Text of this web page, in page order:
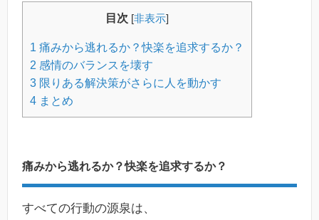
目次 [非表示]
1 痛みから逃れるか？快楽を追求するか？
2 感情のバランスを壊す
3 限りある解決策がさらに人を動かす
4 まとめ
痛みから逃れるか？快楽を追求するか？
すべての行動の源泉は、